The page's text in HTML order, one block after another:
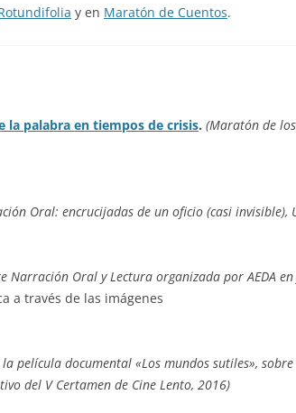
y en Maratón de Cuentos.
la palabra en tiempos de crisis. (Maratón de
Oral: encrucijadas de un oficio (casi invisible),
Narración Oral y Lectura organizada por AEDA
a través de las imágenes
película documental «Los mundos sutiles»,
del V Certamen de Cine Lento, 2016)